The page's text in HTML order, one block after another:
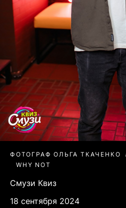
ФОТОГРАФ ОЛЬГА ТКАЧЕНКО
WHY NOT
Смузи Квиз
18 сентября 2024